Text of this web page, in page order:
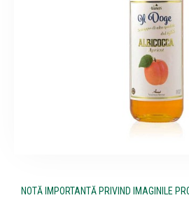
NOTĂ IMPORTANTĂ PRIVIND IMAGINILE